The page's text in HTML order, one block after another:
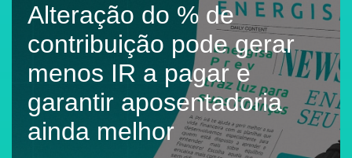
Alteração do % de
contribuição pode gerar
menos IR a pagar e
garantir aposentadoria
ainda melhor